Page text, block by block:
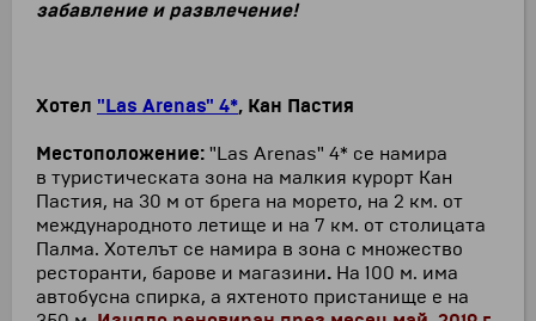
забавление и развлечение!
Хотел "Las Arenas" 4*, Кан Пастия
Местоположение: "Las Arenas" 4* се намира
в туристическата зона на малкия курорт Кан
Пастия, на 30 м от брега на морето, на 2 км. от
международното летище и на 7 км. от столицата
Палма. Хотелът се намира в зона с множество
ресторанти, барове и магазини. На 100 м. има
автобусна спирка, а яхтеното пристанище е на